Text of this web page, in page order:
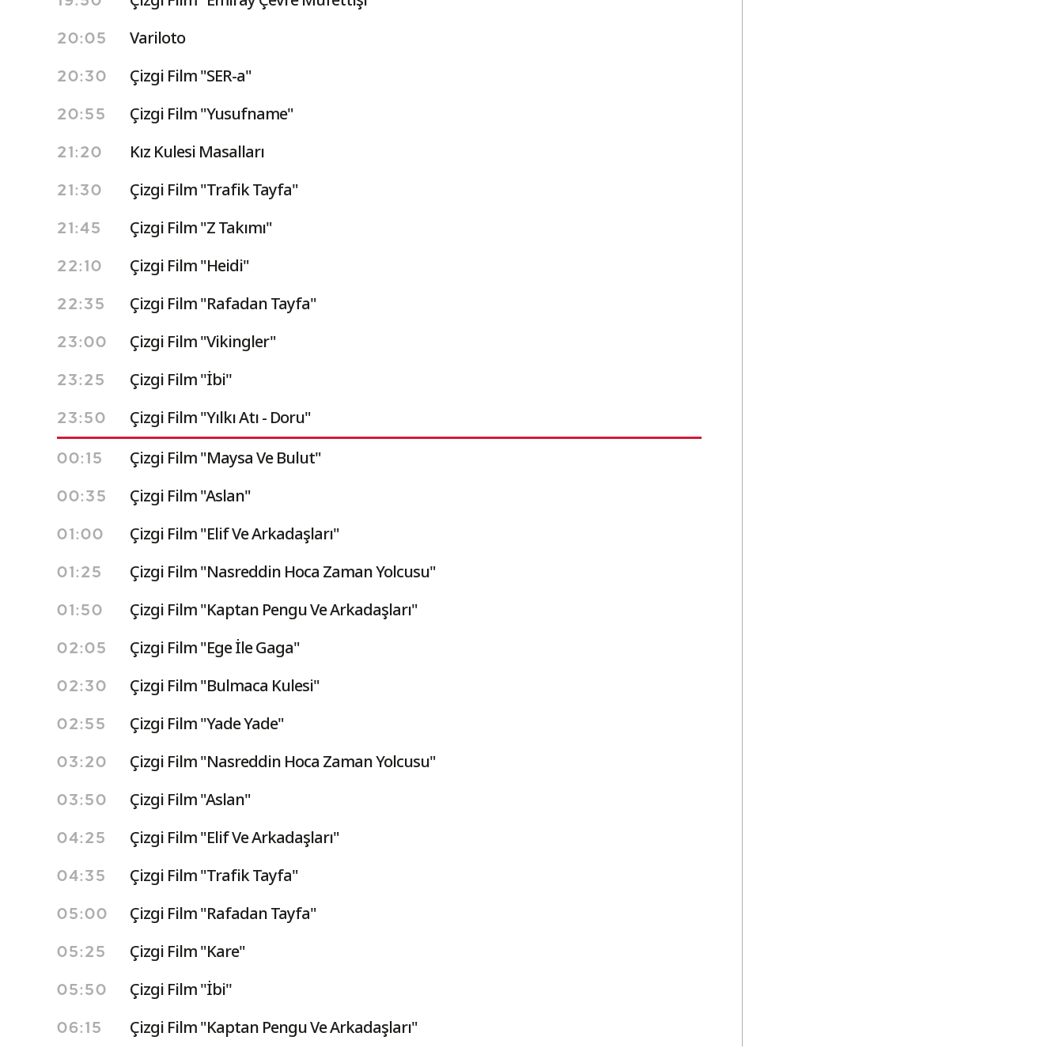
20:05 Variloto
20:30 Çizgi Film "SER-a"
20:55 Çizgi Film "Yusufname"
21:20 Kız Kulesi Masalları
21:30 Çizgi Film "Trafik Tayfa"
21:45 Çizgi Film "Z Takımı"
22:10 Çizgi Film "Heidi"
22:35 Çizgi Film "Rafadan Tayfa"
23:00 Çizgi Film "Vikingler"
23:25 Çizgi Film ''İbi''
23:50 Çizgi Film "Yılkı Atı - Doru"
00:15 Çizgi Film "Maysa Ve Bulut"
00:35 Çizgi Film "Aslan"
01:00 Çizgi Film "Elif Ve Arkadaşları"
01:25 Çizgi Film "Nasreddin Hoca Zaman Yolcusu"
01:50 Çizgi Film "Kaptan Pengu Ve Arkadaşları"
02:05 Çizgi Film "Ege İle Gaga"
02:30 Çizgi Film "Bulmaca Kulesi"
02:55 Çizgi Film "Yade Yade"
03:20 Çizgi Film "Nasreddin Hoca Zaman Yolcusu"
03:50 Çizgi Film "Aslan"
04:25 Çizgi Film "Elif Ve Arkadaşları"
04:35 Çizgi Film "Trafik Tayfa"
05:00 Çizgi Film "Rafadan Tayfa"
05:25 Çizgi Film "Kare"
05:50 Çizgi Film ''İbi''
06:15 Çizgi Film "Kaptan Pengu Ve Arkadaşları"